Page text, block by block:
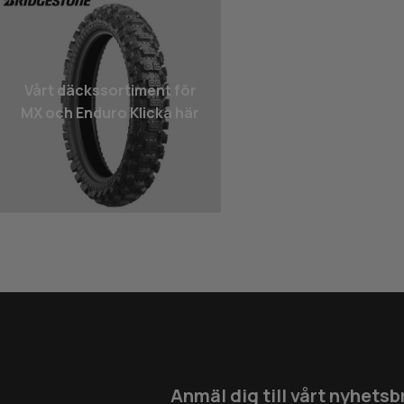
Vårt däcks­sortiment för
MX och Enduro Klicka här
Anmäl dig till vårt